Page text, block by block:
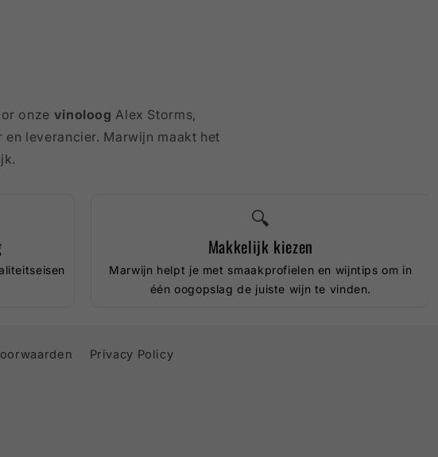
onze vinoloog Alex Storms,
leverancier. Marwijn maakt het
🔍
Makkelijk kiezen
Marwijn helpt je met smaakprofielen en wijntips om in
één oogopslag de juiste wijn te vinden.
Privacy Policy